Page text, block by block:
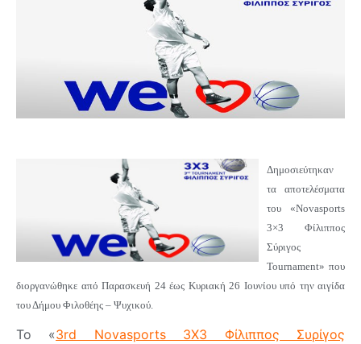
Δημοσιεύτηκαν
τα αποτελέσματα
του «Novasports
3×3 Φίλιππος
Σύριγος
Tournament» που
διοργανώθηκε από Παρασκευή 24 έως Κυριακή 26 Ιουνίου υπό την αιγίδα
του Δήμου Φιλοθέης – Ψυχικού.
Το «3rd Novasports 3X3 Φίλιππος Συρίγος